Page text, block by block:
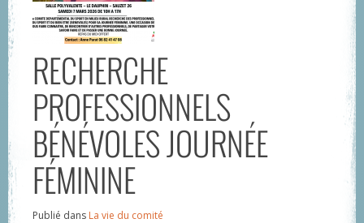
RECHERCHE
PROFESSIONNELS
BÉNÉVOLES JOURNÉE
FÉMININE
Publié dans La vie du comité